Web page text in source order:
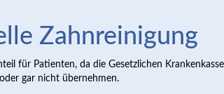
Zahnreinigung
für Patienten, da die Gesetzlichen
gar nicht übernehmen.